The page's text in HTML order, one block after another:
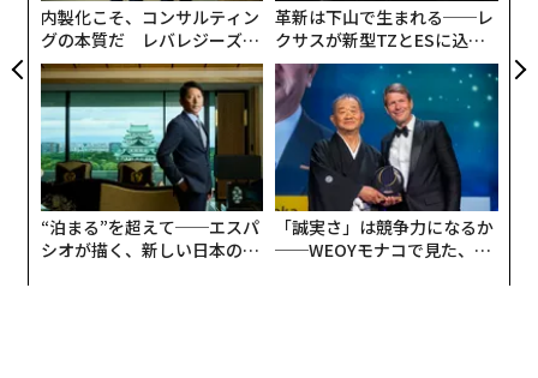
内製化こそ、コンサルティン
グの本質だ レバレジーズが
実践する、次世代ファームの
全貌
革新は下山で生まれる──レ
クサスが新型TZとESに込め
た「DISCOVER」の哲学
“泊まる”を超えて──エスパ
シオが描く、新しい日本のラ
「誠実さ」は競争力になるか
──WEOYモナコで見た、く